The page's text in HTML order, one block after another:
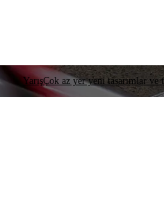
YarışÇok az yer yeni tasarımlar ve